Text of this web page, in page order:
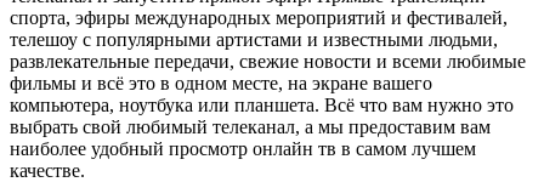
спорта, эфиры международных мероприятий и фестивалей,
телешоу с популярными артистами и известными людьми,
развлекательные передачи, свежие новости и всеми любимые
фильмы и всё это в одном месте, на экране вашего
компьютера, ноутбука или планшета. Всё что вам нужно это
выбрать свой любимый телеканал, а мы предоставим вам
наиболее удобный просмотр онлайн тв в самом лучшем
качестве.